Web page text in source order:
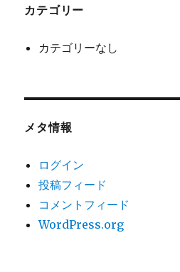
カテゴリー
カテゴリーなし
メタ情報
ログイン
投稿フィード
コメントフィード
WordPress.org